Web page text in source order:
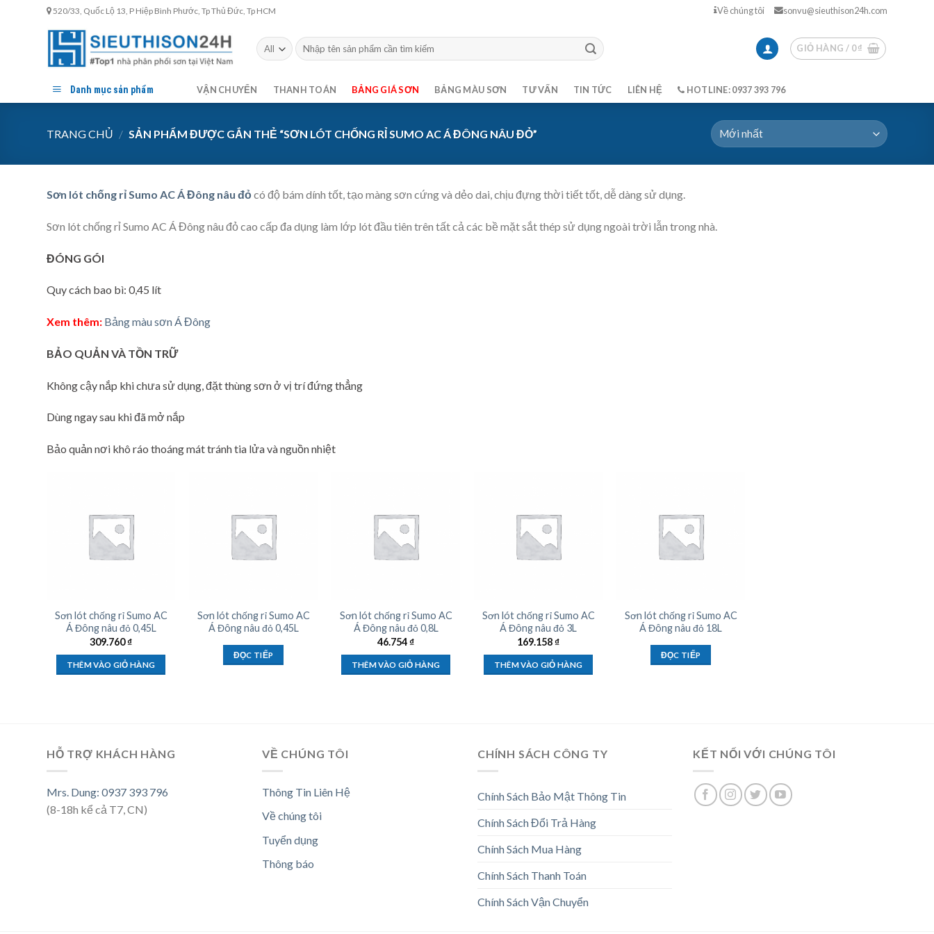
520/33, Quốc Lộ 13, P Hiệp Bình Phước, Tp Thủ Đức, Tp HCM Về chúng tôi sonvu@sieuthison24h.com
Tìm
kiếm:
GIỎ HÀNG / 0₫
Danh mục sản phẩm VẬN CHUYỂN THANH TOÁN BẢNG GIÁ SƠN BẢNG MÀU SƠN TƯ VẤN TIN TỨC LIÊN HỆ HOTLINE: 0937 393 796
TRANG CHỦ / SẢN PHẨM ĐƯỢC GẮN THẺ “SƠN LÓT CHỐNG RỈ SUMO AC Á ĐÔNG NÂU ĐỎ”
Sơn lót chống rỉ Sumo AC Á Đông nâu đỏcó độ bám dính tốt, tạo màng sơn cứng và dẻo dai, chịu đựng thời tiết tốt, dễ dàng sử dụng.
Sơn lót chống rỉ Sumo AC Á Đông nâu đỏ cao cấp đa dụng làm lớp lót đầu tiên trên tất cả các bề mặt sắt thép sử dụng ngoài trời lẫn trong nhà.
ĐÓNG GÓI
Quy cách bao bì: 0,45 lít
Xem thêm: Bảng màu sơn Á Đông
BẢO QUẢN VÀ TỒN TRỮ
Không cậy nắp khi chưa sử dụng, đặt thùng sơn ở vị trí đứng thẳng
Dùng ngay sau khi đã mở nắp
Bảo quản nơi khô ráo thoáng mát tránh tia lửa và nguồn nhiệt
Sơn lót chống rỉ Sumo AC
Á Đông nâu đỏ 0,45L
309.760₫
THÊM VÀO GIỎ HÀNG
Sơn lót chống rỉ Sumo AC
Á Đông nâu đỏ 0,45L
ĐỌC TIẾP
Sơn lót chống rỉ Sumo AC
Á Đông nâu đỏ 0,8L
46.754₫
THÊM VÀO GIỎ HÀNG
Sơn lót chống rỉ Sumo AC
Á Đông nâu đỏ 3L
169.158₫
THÊM VÀO GIỎ HÀNG
Sơn lót chống rỉ Sumo AC
Á Đông nâu đỏ 18L
ĐỌC TIẾP
HỖ TRỢ KHÁCH HÀNG
Mrs. Dung: 0937 393 796
(8-18h kể cả T7, CN)
VỀ CHÚNG TÔI
Thông Tin Liên Hệ
Về chúng tôi
Tuyển dụng
Thông báo
CHÍNH SÁCH CÔNG TY
Chính Sách Bảo Mật Thông Tin
Chính Sách Đổi Trả Hàng
Chính Sách Mua Hàng
Chính Sách Thanh Toán
Chính Sách Vận Chuyển
KẾT NỐI VỚI CHÚNG TÔI